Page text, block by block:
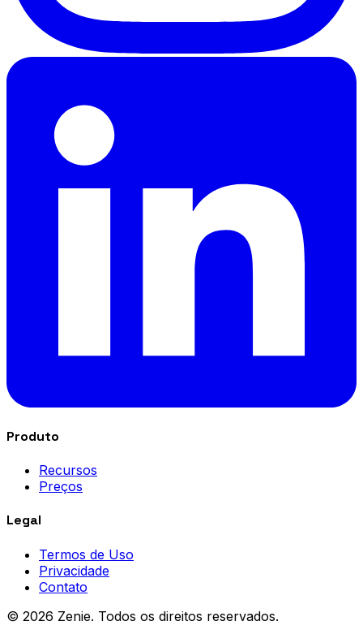
Produto
Recursos
Preços
Legal
Termos de Uso
Privacidade
Contato
© 2026 Zenie. Todos os direitos reservados.